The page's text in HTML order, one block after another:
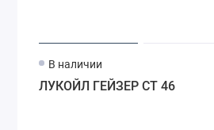
В наличии
ЛУКОЙЛ ГЕЙЗЕР СТ 46